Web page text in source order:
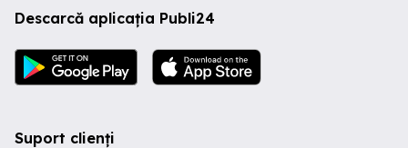
Descarcă aplicația Publi24
Suport clienți